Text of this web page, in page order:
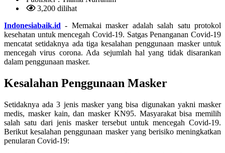
3,200 dilihat
Indonesiabaik.id - Memakai masker adalah salah satu protokol
kesehatan untuk mencegah Covid-19. Satgas Penanganan Covid-19
mencatat setidaknya ada tiga kesalahan penggunaan masker untuk
mencegah virus corona. Ada sejumlah hal yang tidak disarankan
dalam penggunaan masker.
Kesalahan Penggunaan Masker
Setidaknya ada 3 jenis masker yang bisa digunakan yakni masker
medis, masker kain, dan masker KN95. Masyarakat bisa memilih
salah satu dari jenis masker tersebut untuk mencegah Covid-19.
Berikut kesalahan penggunaan masker yang berisiko meningkatkan
penularan Covid-19: